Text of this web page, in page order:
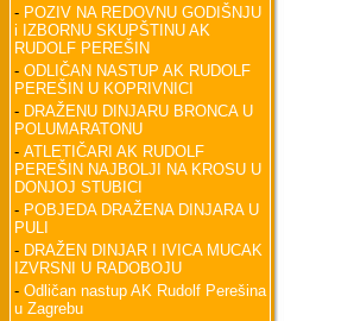
- POZIV NA REDOVNU GODIŠNJU
i IZBORNU SKUPŠTINU AK
RUDOLF PEREŠIN
- ODLIČAN NASTUP AK RUDOLF
PEREŠIN U KOPRIVNICI
- DRAŽENU DINJARU BRONCA U
POLUMARATONU
- ATLETIČARI AK RUDOLF
PEREŠIN NAJBOLJI NA KROSU U
DONJOJ STUBICI
- POBJEDA DRAŽENA DINJARA U
PULI
- DRAŽEN DINJAR I IVICA MUCAK
IZVRSNI U RADOBOJU
- Odličan nastup AK Rudolf Perešina
u Zagrebu